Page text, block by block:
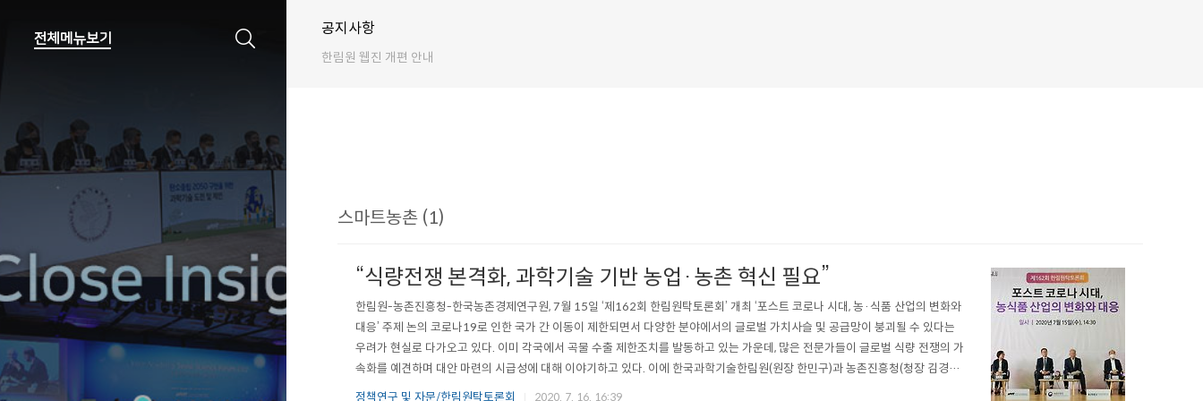
공지사항
한림원 웹진 개편 안내
스마트농촌 (1)
“식량전쟁 본격화, 과학기술 기반 농업·농촌 혁신 필요”
한림원-농촌진흥청-한국농촌경제연구원, 7월 15일 ‘제162회 한림원탁토론회’ 개최 ‘포스트 코로나 시대, 농·식품 산업의 변화와
대응’ 주제 논의 코로나19로 인한 국가 간 이동이 제한되면서 다양한 분야에서의 글로벌 가치사슬 및 공급망이 붕괴될 수 있다는
우려가 현실로 다가오고 있다. 이미 각국에서 곡물 수출 제한조치를 발동하고 있는 가운데, 많은 전문가들이 글로벌 식량 전쟁의 가
속화를 예견하며 대안 마련의 시급성에 대해 이야기하고 있다. 이에 한국과학기술한림원(원장 한민구)과 농촌진흥청(청장 김경
규), 한국농촌경제연구원(원장 김홍상)은 ‘포스트 코로나 시대, 농·식품 산업의 변화와 대응’을 주제로 7월 15일 ‘제162회 한림원
정책연구 및 자문/한림원탁토론회 2020. 7. 16. 16:39